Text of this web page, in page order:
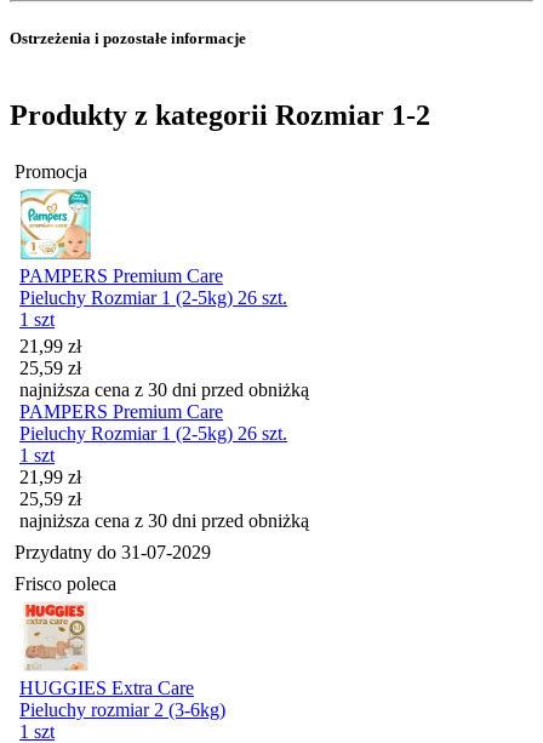
Ostrzeżenia i pozostałe informacje
Produkty z kategorii Rozmiar 1-2
Promocja
PAMPERS Premium Care
Pieluchy Rozmiar 1 (2-5kg) 26 szt.
1 szt
Cena promocyjna
21,99 zł
25,59 zł
najniższa cena z 30 dni przed obniżką
PAMPERS Premium Care
Pieluchy Rozmiar 1 (2-5kg) 26 szt.
1 szt
Cena promocyjna
21,99 zł
25,59 zł
najniższa cena z 30 dni przed obniżką
Przydatny do 31-07-2029
Frisco poleca
HUGGIES Extra Care
Pieluchy rozmiar 2 (3-6kg)
1 szt